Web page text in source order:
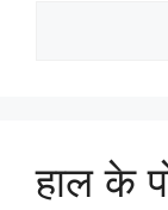
हाल के